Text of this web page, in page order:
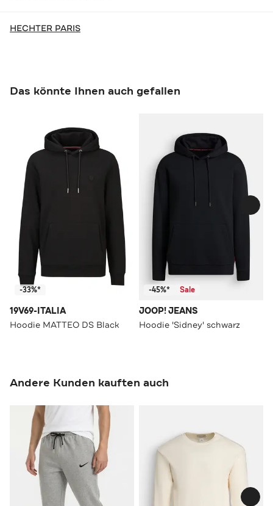
HECHTER PARIS
Das könnte Ihnen auch gefallen
-33%*
19V69-ITALIA
Hoodie MATTEO DS Black
-45%* Sale
JOOP! JEANS
Hoodie 'Sidney' schwarz
Andere Kunden kauften auch